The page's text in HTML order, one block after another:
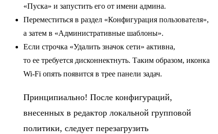
«Пуска» и запустить его от имени админа.
Переместиться в раздел «Конфигурация пользователя»,
а затем в «Административные шаблоны».
Если строчка «Удалить значок сети» активна,
то ее требуется дисконнектнуть. Таким образом, иконка
Wi-Fi опять появится в трее панели задач.
Принципиально! После конфигураций,
внесенных в редактор локальной групповой
политики, следует перезагрузить